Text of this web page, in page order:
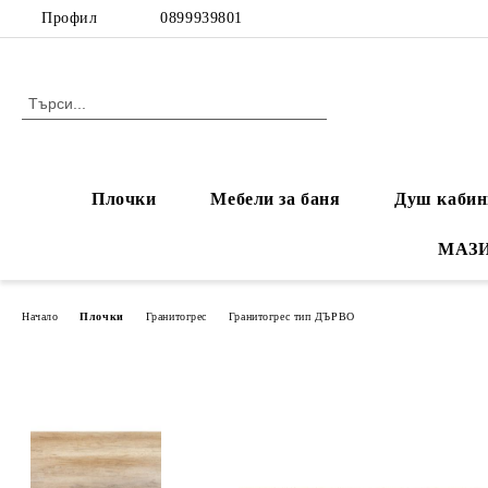
Профил 0899939801
Плочки Мебели за баня Душ
Начало Плочки Гранитогрес Гранитогрес тип ДЪРВО